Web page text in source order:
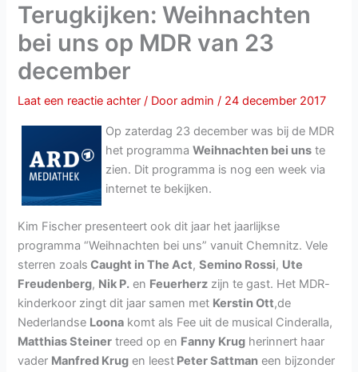
Terugkijken: Weihnachten
bei uns op MDR van 23
december
Laat een reactie achter / Dooradmin/ 24 december 2017
Op zaterdag 23 december was bij de MDR
het programmaWeihnachten bei uns te
zien. Dit programma is nog een week via
internet te bekijken.
Kim Fischer presenteert ook dit jaar het jaarlijkse
programma “Weihnachten bei uns” vanuit Chemnitz. Vele
sterren zoals Caught in The Act,Semino Rossi, Ute
Freudenberg, Nik P. en Feuerherz zijn te gast. Het MDR-
kinderkoor zingt dit jaar samen met Kerstin Ott,de
Nederlandse Loona komt als Fee uit de musical Cinderalla,
Matthias Steiner treed op en Fanny Krug herinnert haar
vader Manfred Krug en leest Peter Sattman een bijzonder